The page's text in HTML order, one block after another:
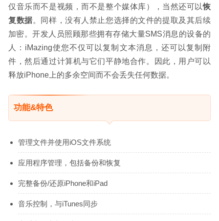
仅音乐而不是视频，而不是整个媒体库），当然还可以恢
复数据。同样，没有人禁止您选择的文件的提取及其后续
加密。开发人员照顾那些拥有存储大量SMS消息的设备的
人：iMazing使您不仅可以复制文本消息，还可以复制附
件，然后通过计算机与它们平静地合作。因此，用户可以
释放iPhone上的多余空间而不会丢失任何数据。
功能&特色
管理文件并使用iOS文件系统
应用程序管理，包括备份和恢复
完整备份/还原iPhone和iPad
音乐控制，与iTunes同步